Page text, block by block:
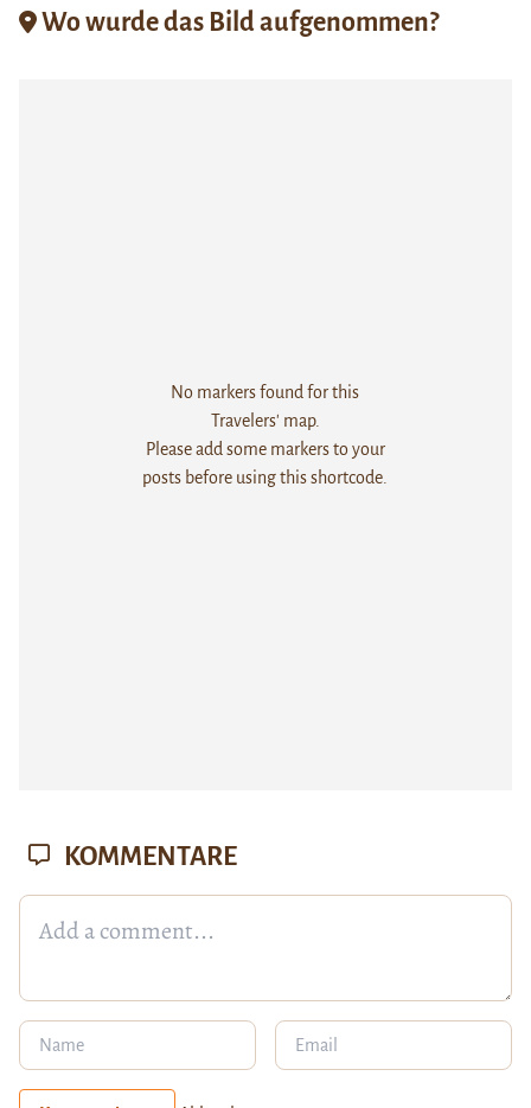
Wo wurde das Bild aufgenommen?
No markers found for this
Travelers' map.
Please add some markers to your
posts before using this shortcode.
KOMMENTARE